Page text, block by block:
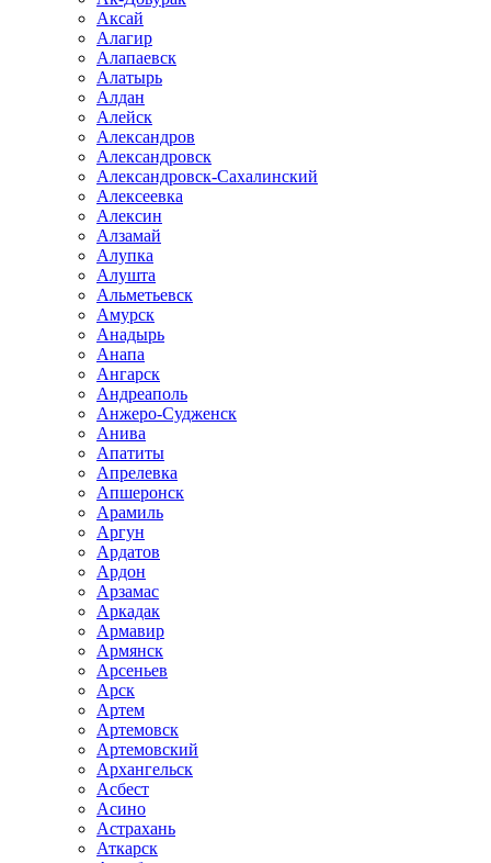
Аксай
Алагир
Алапаевск
Алатырь
Алдан
Алейск
Александров
Александровск
Александровск-Сахалинский
Алексеевка
Алексин
Алзамай
Алупка
Алушта
Альметьевск
Амурск
Анадырь
Анапа
Ангарск
Андреаполь
Анжеро-Судженск
Анива
Апатиты
Апрелевка
Апшеронск
Арамиль
Аргун
Ардатов
Ардон
Арзамас
Аркадак
Армавир
Армянск
Арсеньев
Арск
Артем
Артемовск
Артемовский
Архангельск
Асбест
Асино
Астрахань
Аткарск